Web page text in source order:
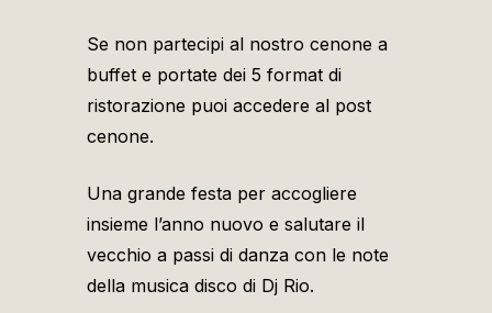
Se non partecipi al nostro cenone a
buffet e portate dei 5 format di
ristorazione puoi accedere al post
cenone.
Una grande festa per accogliere
insieme l’anno nuovo e salutare il
vecchio a passi di danza con le note
della musica disco di Dj Rio.